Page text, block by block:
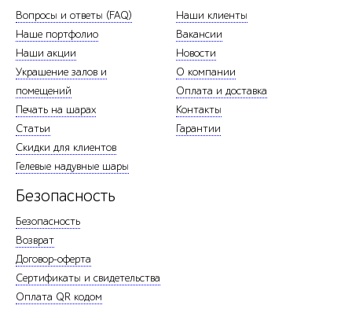
Вопросы и ответы (FAQ)
Наше портфолио
Наши акции
Украшение залов и
помещений
Печать на шарах
Статьи
Скидки для клиентов
Гелевые надувные шары
Наши клиенты
Вакансии
Новости
О компании
Оплата и доставка
Контакты
Гарантии
Безопасность
Безопасность
Возврат
Договор-оферта
Сертификаты и свидетельства
Оплата QR кодом